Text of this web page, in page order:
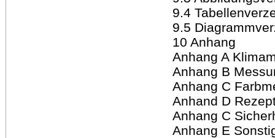
9.4
9.5
10 Anhang
Anhang A
Anhang B
Anhang C
Anhand D
Anhang C
Anhang E